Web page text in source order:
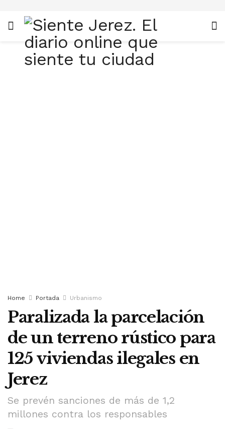
Home Portada Urbanismo
Paralizada la parcelación
de un terreno rústico para
125 viviendas ilegales en
Jerez
Se prevén sanciones de más de 1,2
millones contra los responsables